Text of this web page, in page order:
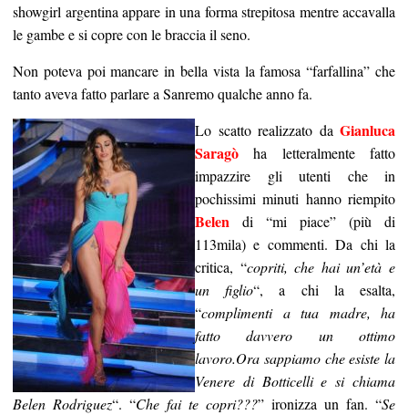
showgirl argentina appare in una forma strepitosa mentre accavalla
le gambe e si copre con le braccia il seno.
Non poteva poi mancare in bella vista la famosa “farfallina” che
tanto aveva fatto parlare a Sanremo qualche anno fa.
Lo scatto realizzato da Gianluca
Saragò ha letteralmente fatto
impazzire gli utenti che in
pochissimi minuti hanno riempito
Belen
di “mi piace” (più di
113mila) e commenti. Da chi la
critica, “copriti, che hai un’età e
un figlio“, a chi la esalta,
“complimenti a tua madre, ha
fatto davvero un ottimo
lavoro.Ora sappiamo che esiste la
Venere di Botticelli e si chiama
Belen Rodriguez“. “Che fai te copri???” ironizza un fan. “Se